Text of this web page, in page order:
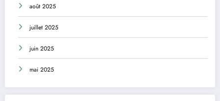
août 2025
juillet 2025
juin 2025
mai 2025